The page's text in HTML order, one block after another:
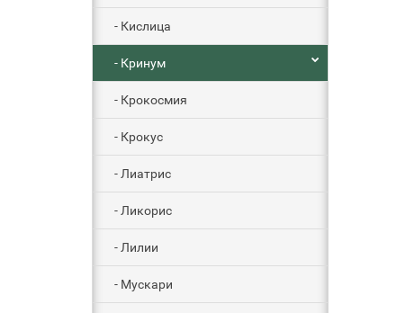
- Кислица
- Кринум
- Крокосмия
- Крокус
- Лиатрис
- Ликорис
- Лилии
- Мускари